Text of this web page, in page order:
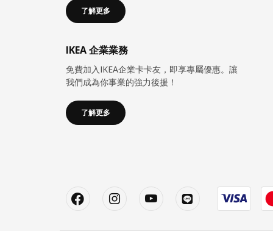
了解更多
IKEA 企業業務
免費加入IKEA企業卡卡友，即享專屬優惠。讓
我們成為你事業的強力後援！
了解更多